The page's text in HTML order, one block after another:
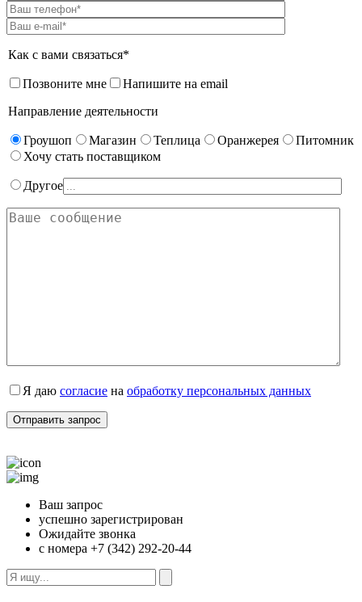
Как с вами связаться*
Позвоните мне
Напишите на email
Направление деятельности
Гроушоп Магазин Теплица Оранжерея
Питомник
Хочу стать поставщиком
Другое
Я даю согласие на обработку персональных данных
Ваш запрос
успешно зарегистрирован
Ожидайте звонка
с номера +7 (342) 292-20-44